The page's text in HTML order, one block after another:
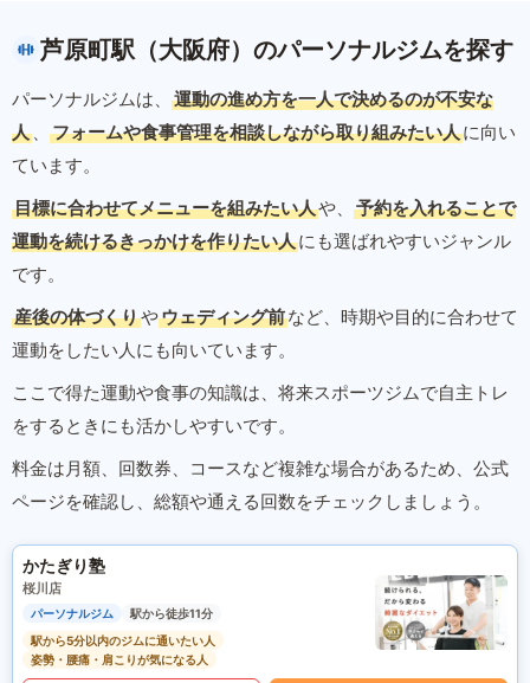
芦原町駅（大阪府）のパーソナルジムを探す
パーソナルジムは、
運動の進め方を一人で決めるのが不安な
人 、 フォームや食事管理を相談しながら取り組みたい人に向い
ています。
目標に合わせてメニューを組みたい人や、
予約を入れることで
運動を続けるきっかけを作りたい人にも選ばれやすいジャンル
です。
産後の体づくりやウェディング前など、時期や目的に合わせて
運動をしたい人にも向いています。
ここで得た運動や食事の知識は、将来スポーツジムで自主トレ
をするときにも活かしやすいです。
料金は月額、回数券、コースなど複雑な場合があるため、公式
ページを確認し、総額や通える回数をチェックしましょう。
かたぎり塾
桜川店
パーソナルジム
駅から徒歩11分
駅から5分以内のジムに通いたい人
姿勢・腰痛・肩こりが気になる人